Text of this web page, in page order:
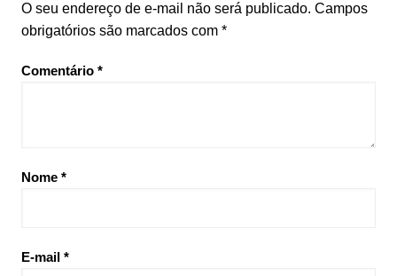
O seu endereço de e-mail não será publicado. Campos
obrigatórios são marcados com *
Comentário *
Nome *
E-mail *